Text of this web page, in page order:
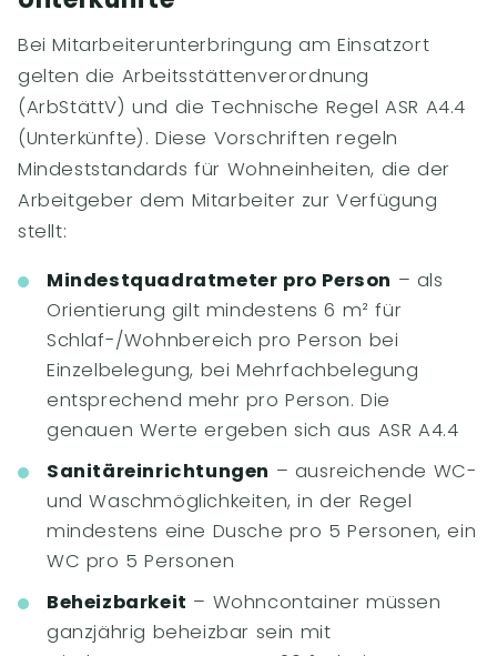
Bei Mitarbeiterunterbringung am Einsatzort
gelten die Arbeitsstättenverordnung
(ArbStättV) und die Technische Regel ASR A4.4
(Unterkünfte). Diese Vorschriften regeln
Mindeststandards für Wohneinheiten, die der
Arbeitgeber dem Mitarbeiter zur Verfügung
stellt:
Mindestquadratmeter pro Person – als
Orientierung gilt mindestens 6 m² für
Schlaf-/Wohnbereich pro Person bei
Einzelbelegung, bei Mehrfachbelegung
entsprechend mehr pro Person. Die
genauen Werte ergeben sich aus ASR A4.4
Sanitäreinrichtungen – ausreichende WC-
und Waschmöglichkeiten, in der Regel
mindestens eine Dusche pro 5 Personen, ein
WC pro 5 Personen
Beheizbarkeit – Wohncontainer müssen
ganzjährig beheizbar sein mit